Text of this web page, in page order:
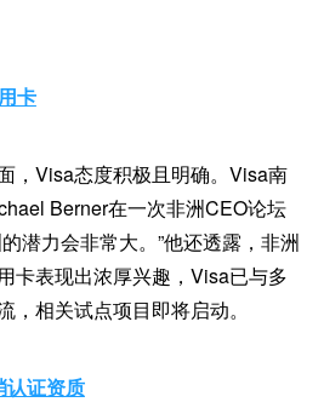
卡
，Visa态度积极且明确。Visa南
Berner在一次非洲CEO论坛
潜力会非常大。”他还透露，非洲
卡表现出浓厚兴趣，Visa已与多
相关试点项目即将启动。
认证资质